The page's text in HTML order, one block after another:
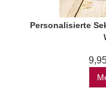
Personalisierte